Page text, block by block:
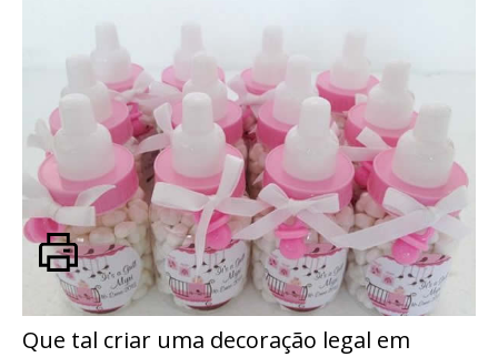
Que tal criar uma decoração legal em